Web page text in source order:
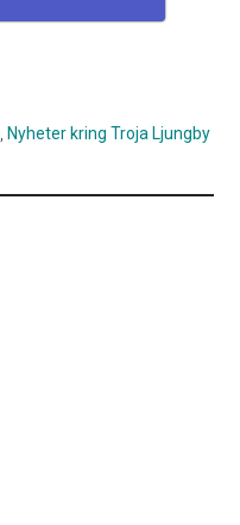
Nyheter kring Troja Ljungby